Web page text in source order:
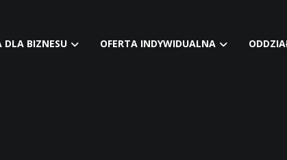
DLA BIZNESU OFERTA INDYWIDUALNA